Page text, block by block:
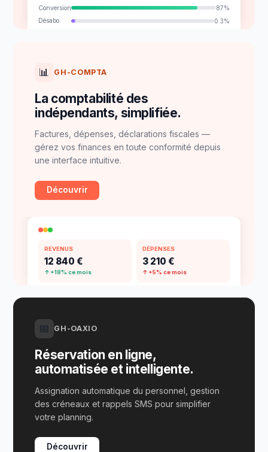
Conversion 87%
Désabo. 0.3%
📊 GH-COMPTA
La comptabilité des
indépendants, simplifiée.
Factures, dépenses, déclarations fiscales —
gérez vos finances en toute conformité depuis
une interface intuitive.
Découvrir
REVENUS
12 840 €
↑ +18% ce mois
DÉPENSES
3 210 €
↑ +5% ce mois
📅 GH-OAXIO
Réservation en ligne,
automatisée et intelligente.
Assignation automatique du personnel, gestion
des créneaux et rappels SMS pour simplifier
votre planning.
Découvrir